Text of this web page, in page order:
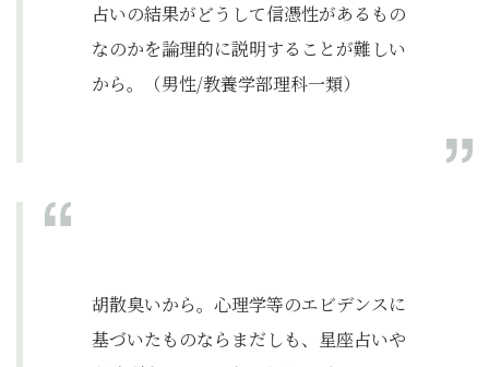
占いの結果がどうして信憑性があるもの
なのかを論理的に説明することが難しい
から。（男性/教養学部理科一類）
胡散臭いから。心理学等のエビデンスに
基づいたものならまだしも、星座占いや